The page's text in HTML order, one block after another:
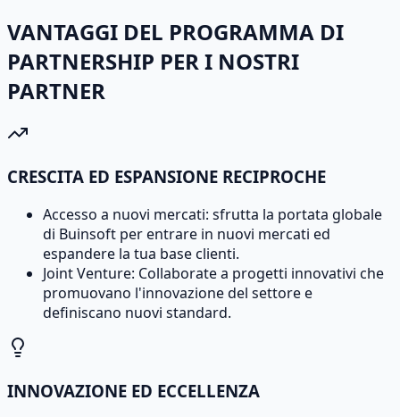
VANTAGGI DEL PROGRAMMA DI
PARTNERSHIP PER I NOSTRI
PARTNER
CRESCITA ED ESPANSIONE RECIPROCHE
Accesso a nuovi mercati: sfrutta la portata globale
di Buinsoft per entrare in nuovi mercati ed
espandere la tua base clienti.
Joint Venture: Collaborate a progetti innovativi che
promuovano l'innovazione del settore e
definiscano nuovi standard.
INNOVAZIONE ED ECCELLENZA